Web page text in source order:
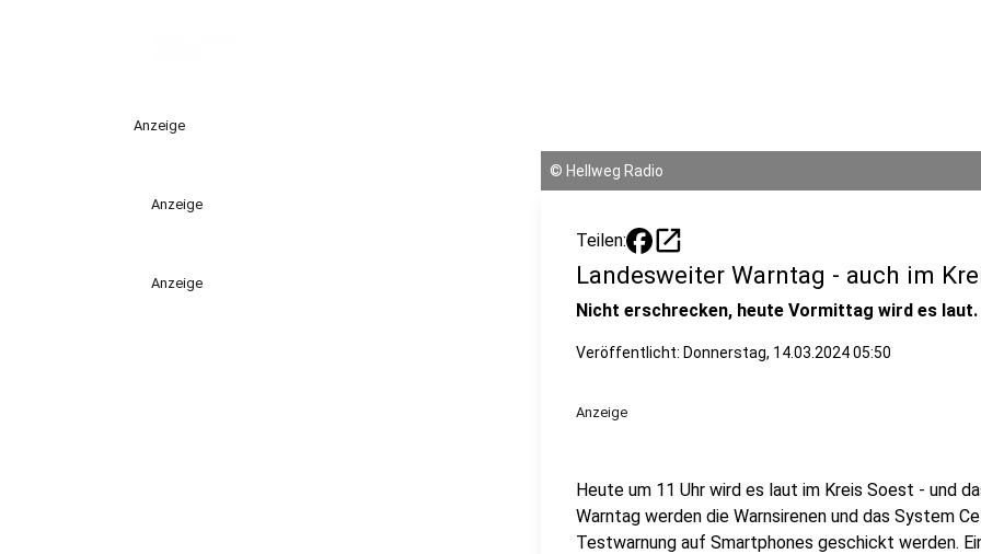
Anzeige
Anzeige
Anzeige
© Hellweg Radio
Teilen: open_in_new
Landesweiter Warntag - auch im
Nicht erschrecken, heute Vormittag wird es laut.
Veröffentlicht: Donnerstag, 14.03.2024 05:50
Anzeige
Heute um 11 Uhr wird es laut im Kreis Soest - und
Warntag werden die Warnsirenen und das System
Testwarnung auf Smartphones geschickt werden.